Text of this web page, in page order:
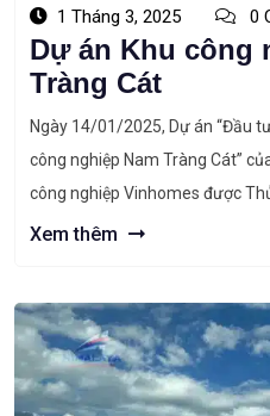
1 Tháng 3, 2025 0
Dự án Khu công
Tràng Cát
Ngày 14/01/2025, Dự án “Đầu
công nghiệp Nam Tràng Cát”
công nghiệp Vinhomes được
chủ trương đầu tư tại Quyết
Xem thêm